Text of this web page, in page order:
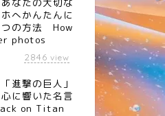
へかんたんに
つの方法 How
photos
2846 view
進撃の巨人」
に響いた名言
on Titan